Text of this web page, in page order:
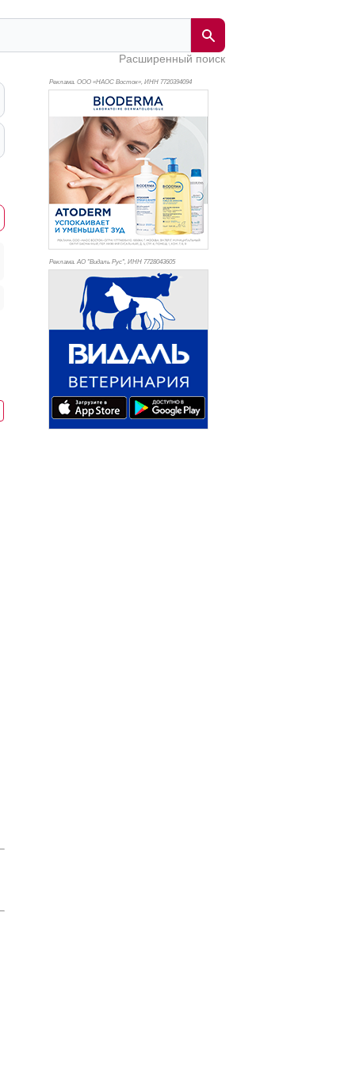
Расширенный поиск
Реклама. ООО «НАОС Восток», ИНН 7720394094
Реклама. АО "Видаль Рус", ИНН 7728043605